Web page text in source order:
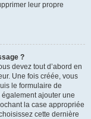
leur propre
?
devez tout d’abord en
Une fois créée, vous
le formulaire de
ajouter une
la case appropriée
cette dernière